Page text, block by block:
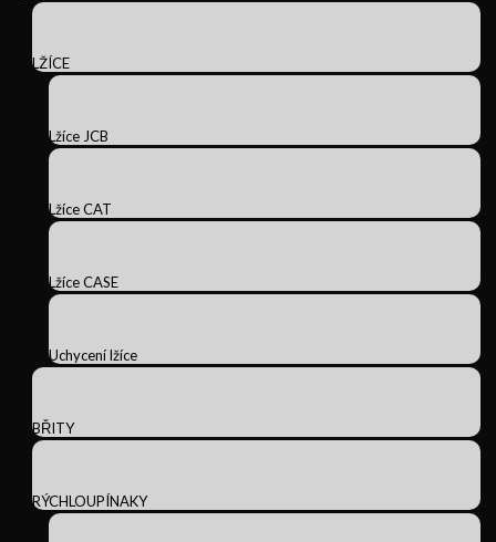
LŽÍCE
Lžíce JCB
Lžíce CAT
Lžíce CASE
Uchycení lžíce
BŘITY
RÝCHLOUPÍNAKY